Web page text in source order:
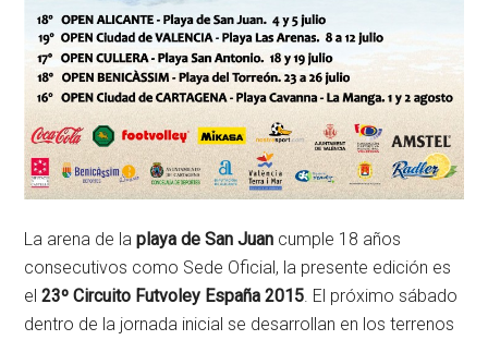
La arena de laplaya de San Juan cumple 18 años
consecutivos como Sede Oficial, la presente edición es
el23º Circuito Futvoley España 2015. El próximo sábado
dentro de la jornada inicial se desarrollan en los terrenos